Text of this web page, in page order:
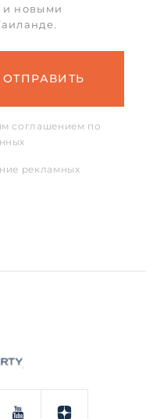
и новыми
соглашением по
рекламных